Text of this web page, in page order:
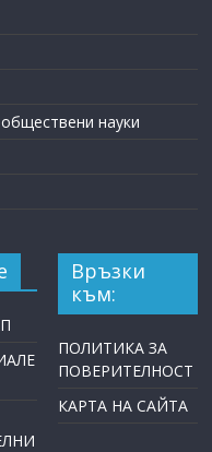
науки
Връзки
към:
ПОЛИТИКА ЗА
ПОВЕРИТЕЛНОСТ
КАРТА НА САЙТА